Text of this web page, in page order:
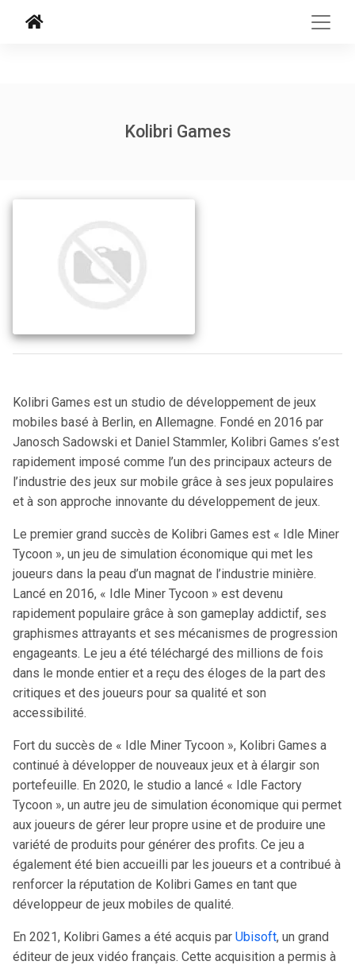
Kolibri Games
Kolibri Games est un studio de développement de jeux
mobiles basé à Berlin, en Allemagne. Fondé en 2016 par
Janosch Sadowski et Daniel Stammler, Kolibri Games s’est
rapidement imposé comme l’un des principaux acteurs de
l’industrie des jeux sur mobile grâce à ses jeux populaires
et à son approche innovante du développement de jeux.
Le premier grand succès de Kolibri Games est « Idle Miner
Tycoon », un jeu de simulation économique qui met les
joueurs dans la peau d’un magnat de l’industrie minière.
Lancé en 2016, « Idle Miner Tycoon » est devenu
rapidement populaire grâce à son gameplay addictif, ses
graphismes attrayants et ses mécanismes de progression
engageants. Le jeu a été téléchargé des millions de fois
dans le monde entier et a reçu des éloges de la part des
critiques et des joueurs pour sa qualité et son
accessibilité.
Fort du succès de « Idle Miner Tycoon », Kolibri Games a
continué à développer de nouveaux jeux et à élargir son
portefeuille. En 2020, le studio a lancé « Idle Factory
Tycoon », un autre jeu de simulation économique qui permet
aux joueurs de gérer leur propre usine et de produire une
variété de produits pour générer des profits. Ce jeu a
également été bien accueilli par les joueurs et a contribué à
renforcer la réputation de Kolibri Games en tant que
développeur de jeux mobiles de qualité.
En 2021, Kolibri Games a été acquis par Ubisoft, un grand
éditeur de jeux vidéo français. Cette acquisition a permis à